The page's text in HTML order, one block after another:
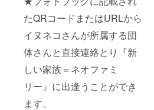
たQRコードまたはURLから
イヌネコさんが所属する団
体さんと直接連絡とり『新
しい家族＝ネオファミ
リー』に出逢うことができ
ます。